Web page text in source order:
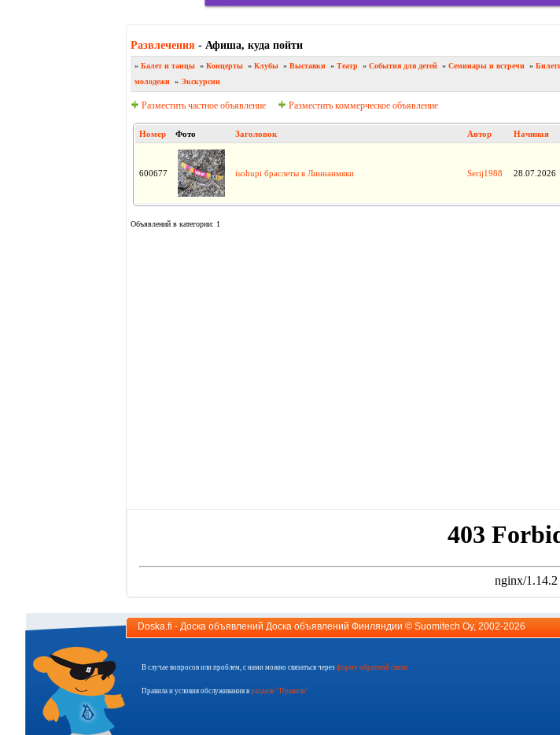
Развлечения- Афиша, куда пойти
» Балет и танцы» Концерты» Клубы» Выставки» Театр» События для детей» Семинары и встречи»
молодежи» Экскурсии
Разместить частное объявление Разместить коммерческое объявление
Номер Фото Заголовок Автор Начиная
600677 isohupi браслеты в Линнанмяки Serij1988 28.07.2026
Объявлений в категории: 1
Doska.fi - Доска объявлений Доска объявлений Финляндии © Suomitech Oy, 2002-2026
В случае вопросов или проблем, с нами можно связаться через форму обратной связи
Правила и условия обслуживания в разделе "Правила"